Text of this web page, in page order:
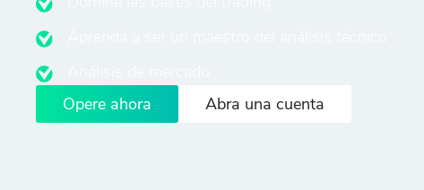
Opere ahora
Abra una cuenta